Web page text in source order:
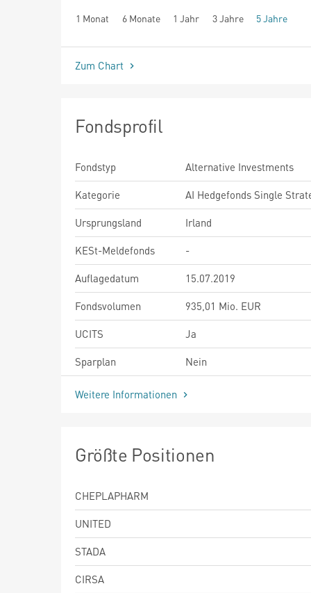
1 Monat 6 Monate 1 Jahr 3 Jahre 5 Jahre
seit Beginn
Zum Chart
Fondsprofil
Fondstyp
Alternative Investments
Kategorie
AI Hedgefonds Single
Ursprungsland
Irland
KESt-Meldefonds
-
Auflagedatum
15.07.2019
Fondsvolumen
935,01 Mio. EUR
UCITS
Ja
Sparplan
Nein
Weitere Informationen
Größte Positionen
CHEPLAPHARM
UNITED
STADA
CIRSA